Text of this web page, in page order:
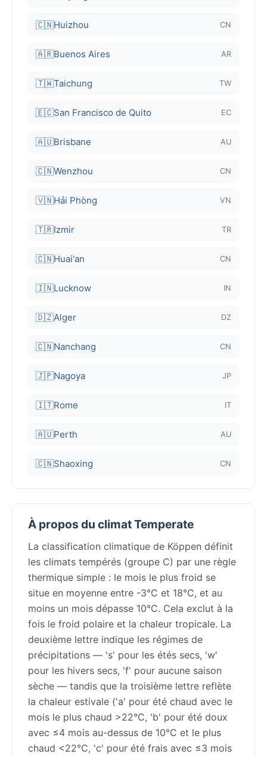
🇨🇳Huizhou CN
🇦🇷Buenos Aires AR
🇹🇼Taichung TW
🇪🇨San Francisco de Quito EC
🇦🇺Brisbane AU
🇨🇳Wenzhou CN
🇻🇳Hải Phòng VN
🇹🇷Izmir TR
🇨🇳Huai'an CN
🇮🇳Lucknow IN
🇩🇿Alger DZ
🇨🇳Nanchang CN
🇯🇵Nagoya JP
🇮🇹Rome IT
🇦🇺Perth AU
🇨🇳Shaoxing CN
À propos du climat Temperate
La classification climatique de Köppen définit
les climats tempérés (groupe C) par une règle
thermique simple : le mois le plus froid se
situe en moyenne entre -3°C et 18°C, et au
moins un mois dépasse 10°C. Cela exclut à la
fois le froid polaire et la chaleur tropicale. La
deuxième lettre indique les régimes de
précipitations — 's' pour les étés secs, 'w'
pour les hivers secs, 'f' pour aucune saison
sèche — tandis que la troisième lettre reflète
la chaleur estivale ('a' pour été chaud avec le
mois le plus chaud >22°C, 'b' pour été doux
avec ≤4 mois au-dessus de 10°C et le plus
chaud <22°C, 'c' pour été frais avec ≤3 mois